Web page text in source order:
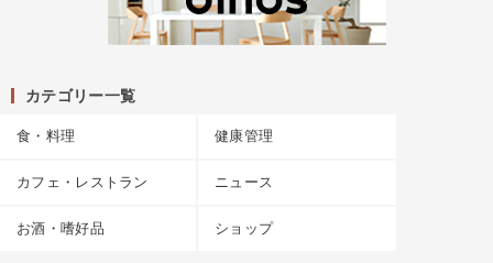
カテゴリー一覧
食・料理 健康管理
カフェ・レストラン ニュース
お酒・嗜好品 ショップ